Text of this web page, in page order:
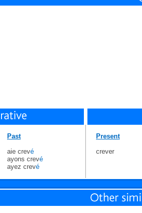
Past
aie crevé
ayons crevé
ayez crevé
Present
crever